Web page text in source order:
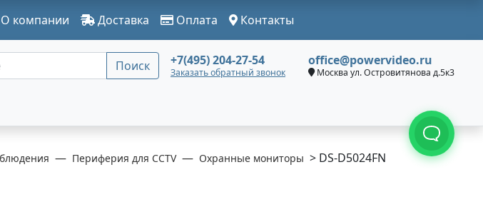
О компании Доставка Оплата Контакты
Поиск +7(495) 204-27-54
Заказать обратный звонок
office@powervideo.ru
Москва ул. Островитянова д.5к3
Периферия для CCTV Охранные мониторы > DS-D5024FN